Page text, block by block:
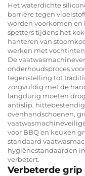
Het waterdichte
barrière tegen
worden voorkomen
spetters tijdens het
hanteren van
werken met
De
onderhoudsproces
tegenstelling tot
zorgvuldig met de
langdurig moeten
antislip,
ovenhandschoenen,
voor BBQ en keuken
standaard
hygiënestandaarden
verbetert.
Verbeterde